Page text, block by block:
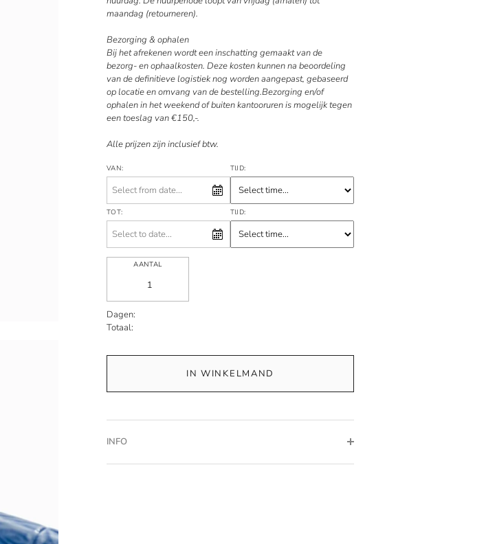
maandag (retourneren).
Bezorging & ophalen
Bij het afrekenen wordt een inschatting gemaakt van de
bezorg- en ophaalkosten. Deze kosten kunnen na beoordeling
van de definitieve logistiek nog worden aangepast, gebaseerd
op locatie en omvang van de bestelling.Bezorging en/of
ophalen in het weekend of buiten kantooruren is mogelijk tegen
een toeslag van €150,-.
Alle prijzen zijn inclusief btw.
VAN: TIJD:
TOT: TIJD:
AANTAL
Dagen:
Totaal:
IN WINKELMAND
INFO